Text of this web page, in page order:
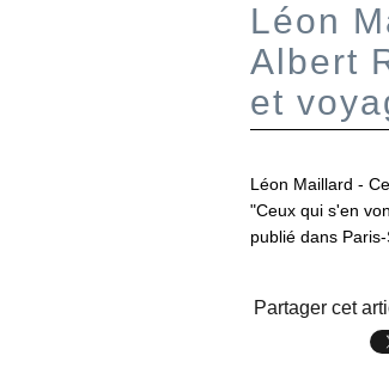
Léon
Albert
et
Léon Maillard -
"Ceux qui s'en
publié dans
Partager cet